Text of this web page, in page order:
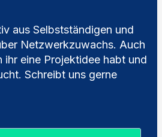
aus Selbstständigen und
Netzwerkzuwachs. Auch
ihr eine Projektidee habt und
Schreibt uns gerne